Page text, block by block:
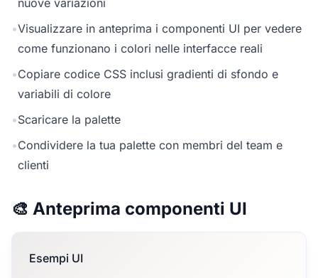
nuove variazioni
•Visualizzare in anteprima i componenti UI per vedere
come funzionano i colori nelle interfacce reali
•Copiare codice CSS inclusi gradienti di sfondo e
variabili di colore
•Scaricare la palette
•Condividere la tua palette con membri del team e
clienti
🎨 Anteprima componenti UI
Esempi UI